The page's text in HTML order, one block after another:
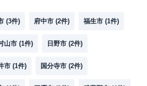
(3件) 府中市 (2件) 福生市 (1件)
山市 (1件) 日野市 (2件)
市 (1件) 国分寺市 (2件)